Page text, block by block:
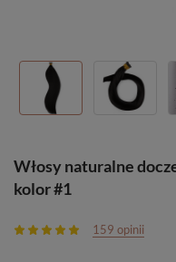
Włosy naturalne
kolor #1
159 opinii